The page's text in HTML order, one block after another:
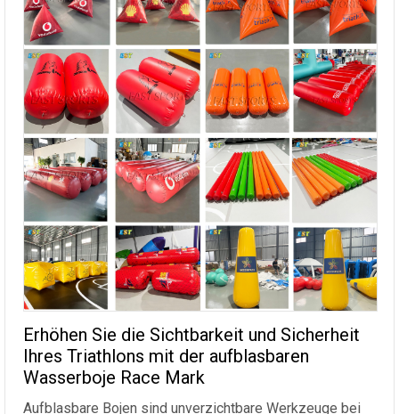
Erhöhen Sie die Sichtbarkeit und Sicherheit
Ihres Triathlons mit der aufblasbaren
Wasserboje Race Mark
Aufblasbare Bojen sind unverzichtbare Werkzeuge bei